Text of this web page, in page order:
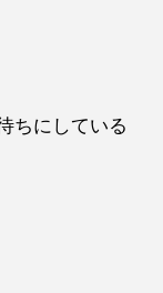
ちにしている